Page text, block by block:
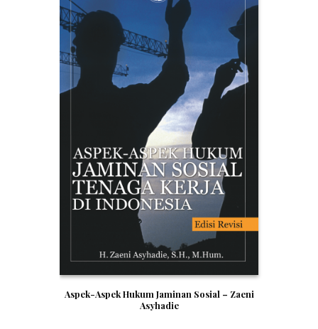
Aspek-Aspek Hukum Jaminan Sosial – Zaeni
Asyhadie